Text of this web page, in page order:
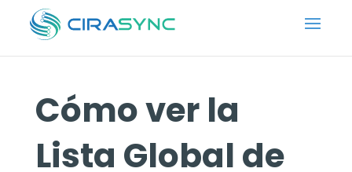
Cómo ver la
Lista Global de